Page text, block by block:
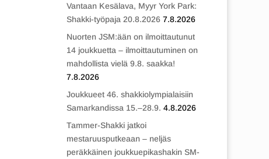
Vantaan Kesälava, Myyr York Park:
Shakki-työpaja 20.8.2026 7.8.2026
Nuorten JSM:ään on ilmoittautunut
14 joukkuetta – ilmoittautuminen on
mahdollista vielä 9.8. saakka!
7.8.2026
Joukkueet 46. shakkiolympialaisiin
Samarkandissa 15.–28.9. 4.8.2026
Tammer-Shakki jatkoi
mestaruusputkeaan – neljäs
peräkkäinen joukkuepikashakin SM-